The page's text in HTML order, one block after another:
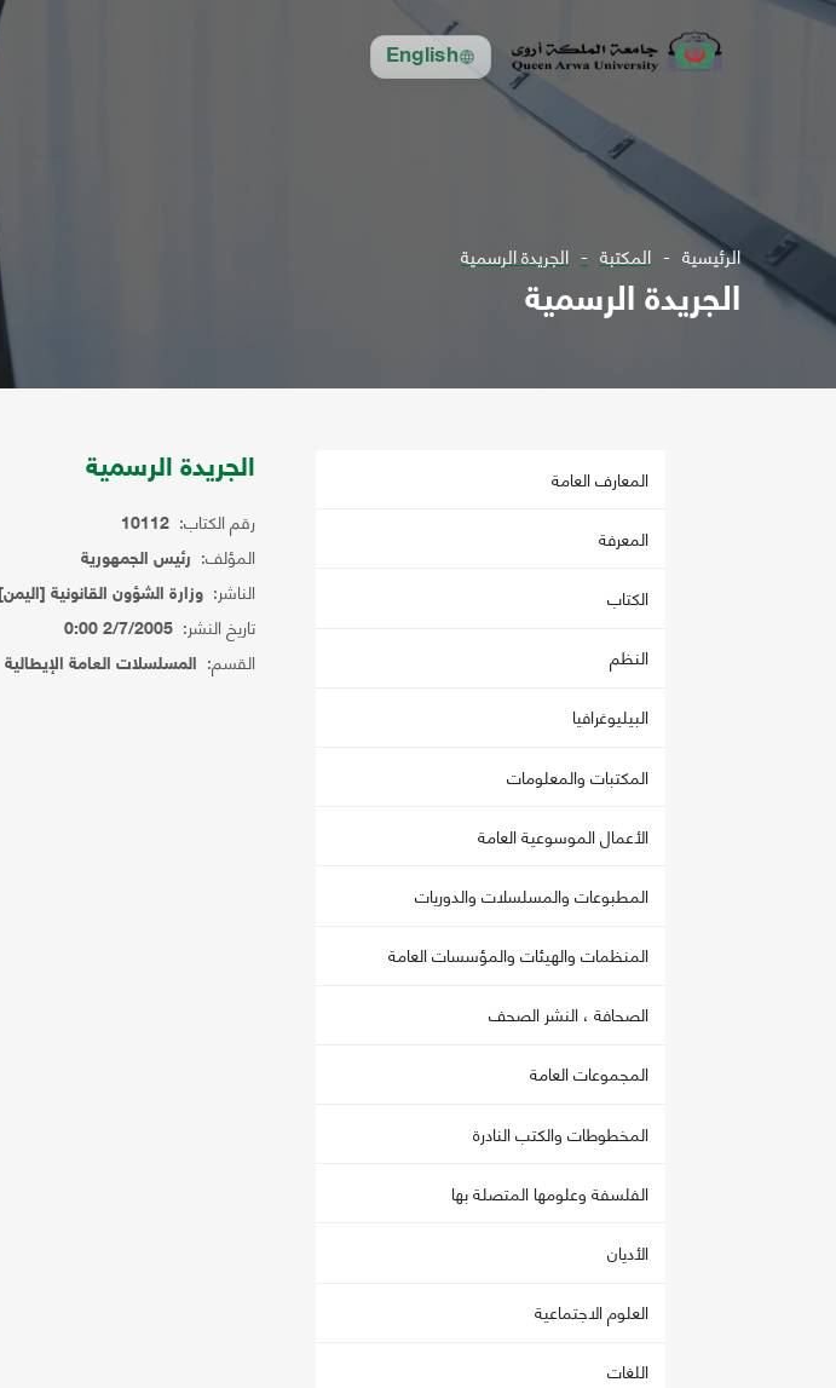
English
الرئيسية المكتبة الجريدة الرسمية
الجريدة الرسمية
المعارف العامة
المعرفة
الكتاب
النظم
البيليوغرافيا
المكتبات والمعلومات
الأعمال الموسوعية العامة
المطبوعات والمسلسلات والدوريات
المنظمات والهيئات والمؤسسات العامة
الصحافة ، النشر الصحف
المجموعات العامة
المخطوطات والكتب النادرة
الفلسفة وعلومها المتصلة بها
الأديان
العلوم الاجتماعية
اللغات
الجريدة الرسمية
رقم الكتاب: 10112
المؤلف: رئيس الجمهورية
الناشر: وزارة الشؤون القانونية [اليمن]
تاريخ النشر: 2/7/2005 0:00
القسم: المسلسلات العامة الإيطالية